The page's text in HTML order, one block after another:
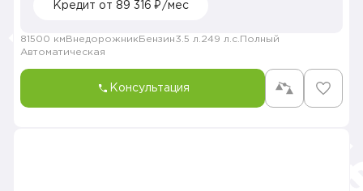
Кредит от 89 316 ₽/мес
81500 км Внедорожник Бензин3.5 л. 249 л.с. Полный
Автоматическая
Консультация